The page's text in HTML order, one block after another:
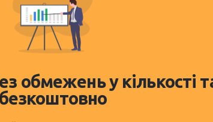
обмежень у кількості
безкоштовно